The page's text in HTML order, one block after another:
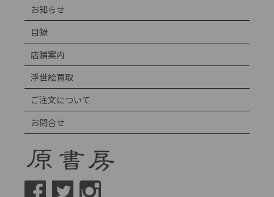
お知らせ
目録
店舗案内
浮世絵買取
ご注文について
お問合せ